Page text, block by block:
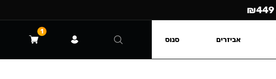
אביזרים סנוס
1